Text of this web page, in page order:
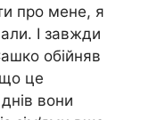
про мене, я
І завжди
обійняв
що це
вони